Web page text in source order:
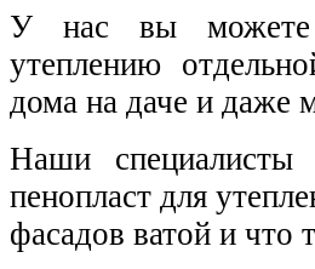
У нас вы можете
утеплению
дома на даче и даже
Наши специалисты
пенопласт для
фасадов ватой и что